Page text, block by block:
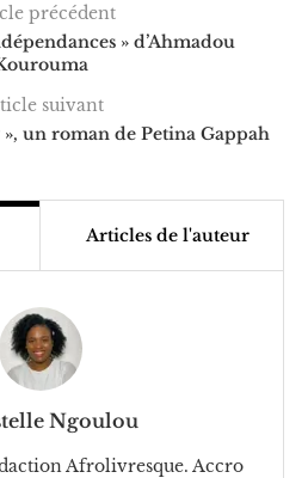
précédent
» d’Ahmadou
suivant
un roman de Petina Gappah
Articles de l'auteur
Ngoulou
Afrolivresque. Accro